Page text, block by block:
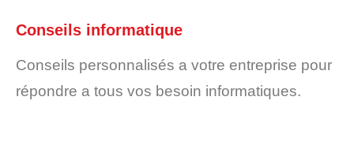
Conseils informatique
Conseils personnalisés a votre entreprise pour
répondre a tous vos besoin informatiques.